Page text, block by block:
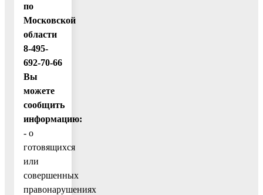
по
Московской
области
8-495-
692-70-66
Вы
можете
сообщить
информацию:
- о
готовящихся
или
совершенных
правонарушениях